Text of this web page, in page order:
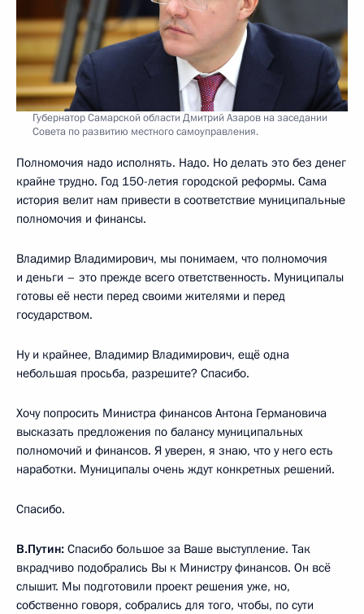
Губернатор Самарской области Дмитрий Азаров на заседании
Совета по развитию местного самоуправления.
Полномочия надо исполнять. Надо. Но делать это без денег
крайне трудно. Год 150-летия городской реформы. Сама
история велит нам привести в соответствие муниципальные
полномочия и финансы.
Владимир Владимирович, мы понимаем, что полномочия
и деньги – это прежде всего ответственность. Муниципалы
готовы её нести перед своими жителями и перед
государством.
Ну и крайнее, Владимир Владимирович, ещё одна
небольшая просьба, разрешите? Спасибо.
Хочу попросить Министра финансов Антона Германовича
высказать предложения по балансу муниципальных
полномочий и финансов. Я уверен, я знаю, что у него есть
наработки. Муниципалы очень ждут конкретных решений.
Спасибо.
В.Путин: Спасибо большое за Ваше выступление. Так
вкрадчиво подобрались Вы к Министру финансов. Он всё
слышит. Мы подготовили проект решения уже, но,
собственно говоря, собрались для того, чтобы, по сути